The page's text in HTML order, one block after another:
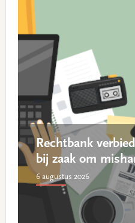
Rechtbank
bij zaak om
6 augustus 2026